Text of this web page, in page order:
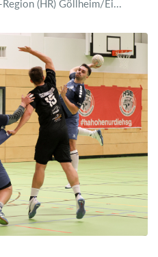
(HR) Göllheim/Ei...